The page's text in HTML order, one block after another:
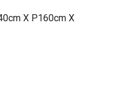
X P160cm X